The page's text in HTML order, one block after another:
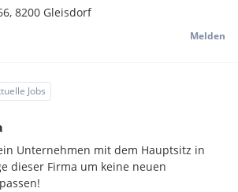
8200 Gleisdorf
Melden
Jobs
Unternehmen mit dem Hauptsitz in
dieser Firma um keine neuen